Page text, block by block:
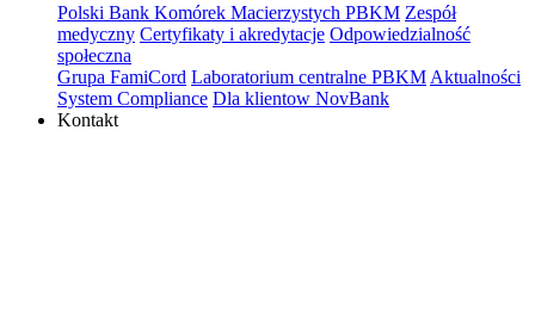
Polski Bank Komórek Macierzystych PBKM Zespół
medyczny Certyfikaty i akredytacje Odpowiedzialność
społeczna
Grupa FamiCord Laboratorium centralne PBKM Aktualności
System Compliance Dla klientow NovBank
Kontakt